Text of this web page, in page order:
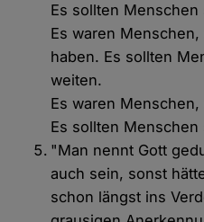
Es sollten
Es waren
haben. Es sollten
weiten.
Es waren
Es sollten
"Man nennt Gott
auch sein, sonst
schon längst ins